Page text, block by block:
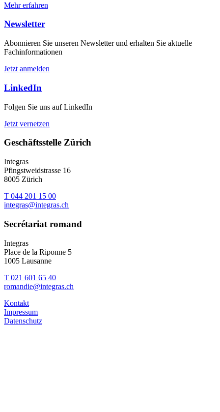
Mehr erfahren
Newsletter
Abonnieren Sie unseren Newsletter und erhalten Sie aktuelle
Fachinformationen
Jetzt anmelden
LinkedIn
Folgen Sie uns auf LinkedIn
Jetzt vernetzen
Geschäftsstelle Zürich
Integras
Pfingstweidstrasse 16
8005 Zürich
T 044 201 15 00
integras@integras.ch
Secrétariat romand
Integras
Place de la Riponne 5
1005 Lausanne
T 021 601 65 40
romandie@integras.ch
Kontakt
Impressum
Datenschutz